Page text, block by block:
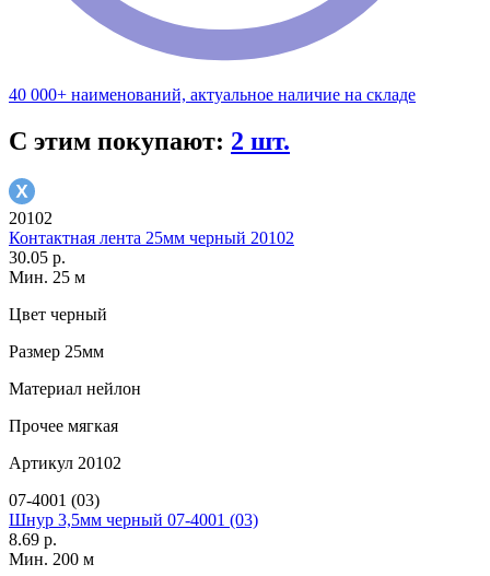
40 000+ наименований, актуальное наличие на складе
С этим покупают: 2 шт.
20102
Контактная лента 25мм черный 20102
30.05 р.
Мин. 25 м
Цвет черный
Размер 25мм
Материал нейлон
Прочее мягкая
Артикул 20102
07-4001 (03)
Шнур 3,5мм черный 07-4001 (03)
8.69 р.
Мин. 200 м